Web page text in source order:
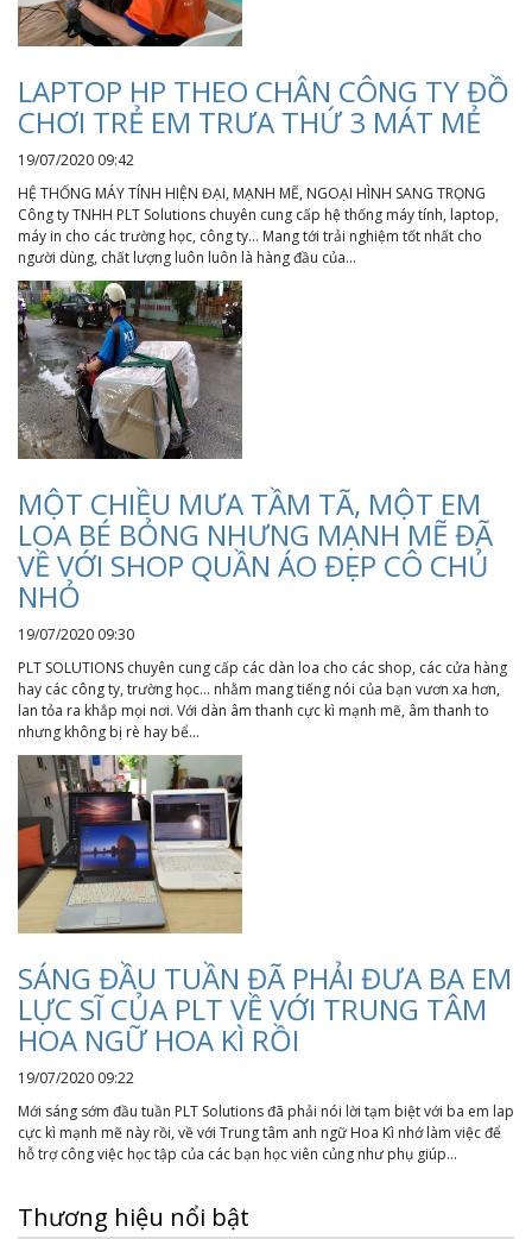
LAPTOP HP THEO CHÂN CÔNG TY ĐỒ
CHƠI TRẺ EM TRƯA THỨ 3 MÁT MẺ
19/07/2020 09:42
HỆ THỐNG MÁY TÍNH HIỆN ĐẠI, MẠNH MẼ, NGOẠI HÌNH SANG TRỌNG
Công ty TNHH PLT Solutions chuyên cung cấp hệ thống máy tính, laptop,
máy in cho các trường học, công ty... Mang tới trải nghiệm tốt nhất cho
người dùng, chất lượng luôn luôn là hàng đầu của...
MỘT CHIỀU MƯA TẦM TÃ, MỘT EM
LOA BÉ BỎNG NHƯNG MẠNH MẼ ĐÃ
VỀ VỚI SHOP QUẦN ÁO ĐẸP CÔ CHỦ
NHỎ
19/07/2020 09:30
PLT SOLUTIONS chuyên cung cấp các dàn loa cho các shop, các cửa hàng
hay các công ty, trường học... nhằm mang tiếng nói của bạn vươn xa hơn,
lan tỏa ra khắp mọi nơi. Với dàn âm thanh cực kì mạnh mẽ, âm thanh to
nhưng không bị rè hay bể...
SÁNG ĐẦU TUẦN ĐÃ PHẢI ĐƯA BA EM
LỰC SĨ CỦA PLT VỀ VỚI TRUNG TÂM
HOA NGỮ HOA KÌ RỒI
19/07/2020 09:22
Mới sáng sớm đầu tuần PLT Solutions đã phải nói lời tạm biệt với ba em lap
cực kì mạnh mẽ này rồi, về với Trung tâm anh ngữ Hoa Kì nhớ làm việc để
hỗ trợ công việc học tập của các bạn học viên củng như phụ giúp...
Thương hiệu nổi bật